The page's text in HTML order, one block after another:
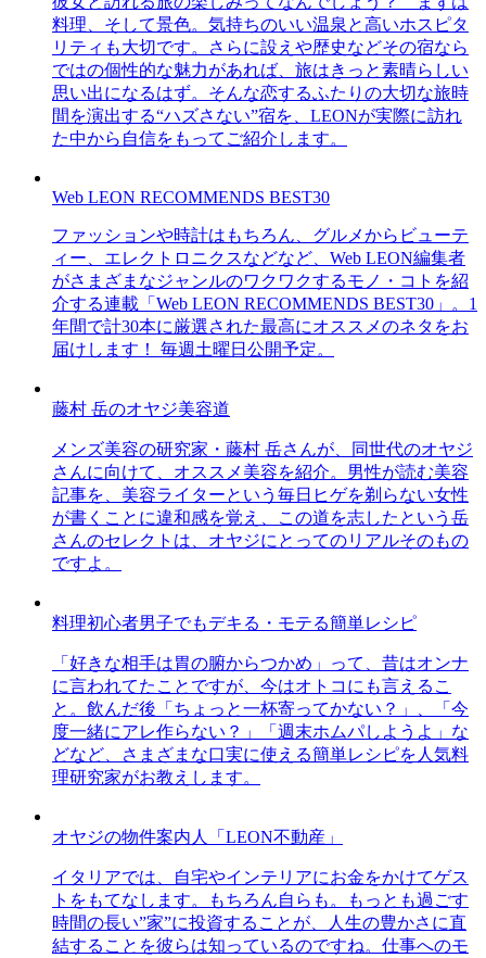
料理、そして景色。気持ちのいい温泉と高いホスピタ
リティも大切です。さらに設えや歴史などその宿なら
ではの個性的な魅力があれば、旅はきっと素晴らしい
思い出になるはず。そんな恋するふたりの大切な旅時
間を演出する“ハズさない”宿を、LEONが実際に訪れ
た中から自信をもってご紹介します。
Web LEON RECOMMENDS BEST30
ファッションや時計はもちろん、グルメからビューテ
ィー、エレクトロニクスなどなど、Web LEON編集者
がさまざまなジャンルのワクワクするモノ・コトを紹
介する連載「Web LEON RECOMMENDS BEST30」。1
年間で計30本に厳選された最高にオススメのネタをお
届けします！ 毎週土曜日公開予定。
藤村 岳のオヤジ美容道
メンズ美容の研究家・藤村 岳さんが、同世代のオヤジ
さんに向けて、オススメ美容を紹介。男性が読む美容
記事を、美容ライターという毎日ヒゲを剃らない女性
が書くことに違和感を覚え、この道を志したという岳
さんのセレクトは、オヤジにとってのリアルそのもの
ですよ。
料理初心者男子でもデキる・モテる簡単レシピ
「好きな相手は胃の腑からつかめ」って、昔はオンナ
に言われてたことですが、今はオトコにも言えるこ
と。飲んだ後「ちょっと一杯寄ってかない？」、「今
度一緒にアレ作らない？」「週末ホムパしようよ」な
どなど、さまざまな口実に使える簡単レシピを人気料
理研究家がお教えします。
オヤジの物件案内人「LEON不動産」
イタリアでは、自宅やインテリアにお金をかけてゲス
トをもてなします。もちろん自らも。もっとも過ごす
時間の長い”家”に投資することが、人生の豊かさに直
結することを彼らは知っているのですね。仕事へのモ